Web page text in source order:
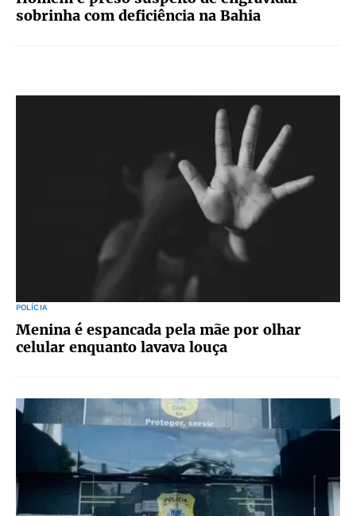
sobrinha com deficiência na Bahia
POLÍCIA
Menina é espancada pela mãe por olhar
celular enquanto lavava louça